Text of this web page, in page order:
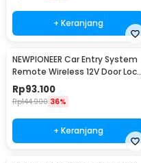
+ Keranjang
NEWPIONEER Car Entry System
Remote Wireless 12V Door Lock
Mobil - CK18
Rp93.100
Rp144.900 36%
+ Keranjang